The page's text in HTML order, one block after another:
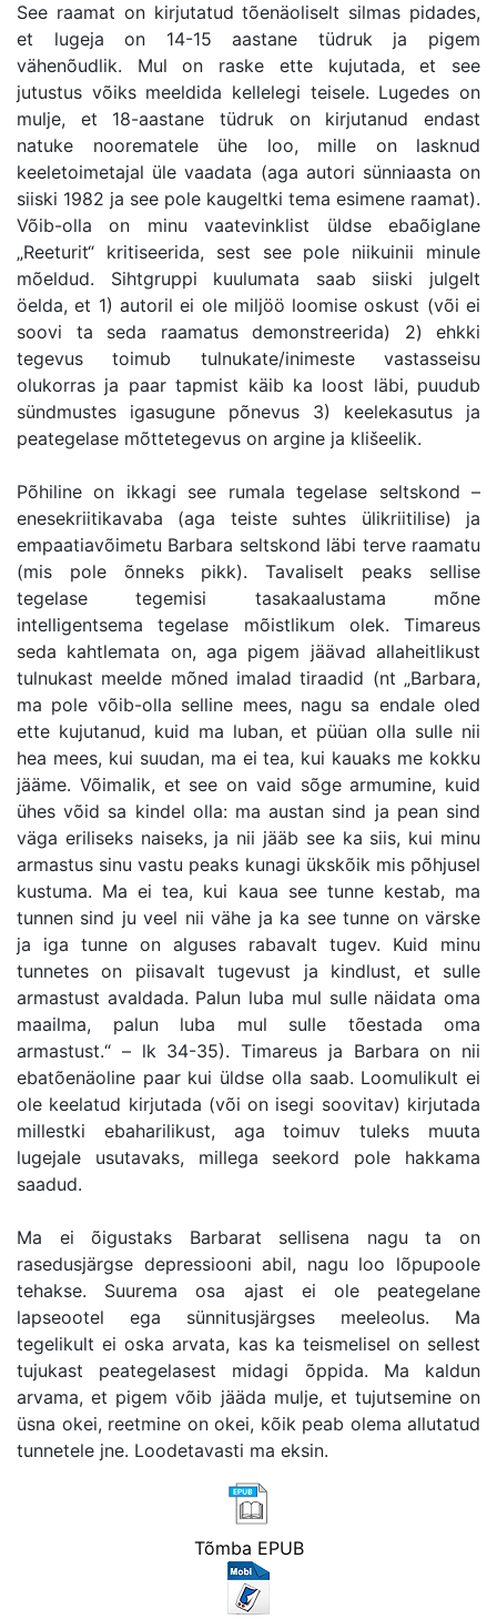
See raamat on kirjutatud tõenäoliselt silmas pidades,
et lugeja on 14-15 aastane tüdruk ja pigem
vähenõudlik. Mul on raske ette kujutada, et see
jutustus võiks meeldida kellelegi teisele. Lugedes on
mulje, et 18-aastane tüdruk on kirjutanud endast
natuke noorematele ühe loo, mille on lasknud
keeletoimetajal üle vaadata (aga autori sünniaasta on
siiski 1982 ja see pole kaugeltki tema esimene raamat).
Võib-olla on minu vaatevinklist üldse ebaõiglane
„Reeturit“ kritiseerida, sest see pole niikuinii minule
mõeldud. Sihtgruppi kuulumata saab siiski julgelt
öelda, et 1) autoril ei ole miljöö loomise oskust (või ei
soovi ta seda raamatus demonstreerida) 2) ehkki
tegevus toimub tulnukate/inimeste vastasseisu
olukorras ja paar tapmist käib ka loost läbi, puudub
sündmustes igasugune põnevus 3) keelekasutus ja
peategelase mõttetegevus on argine ja klišeelik.
Põhiline on ikkagi see rumala tegelase seltskond –
enesekriitikavaba (aga teiste suhtes ülikriitilise) ja
empaatiavõimetu Barbara seltskond läbi terve raamatu
(mis pole õnneks pikk). Tavaliselt peaks sellise
tegelase tegemisi tasakaalustama mõne
intelligentsema tegelase mõistlikum olek. Timareus
seda kahtlemata on, aga pigem jäävad allaheitlikust
tulnukast meelde mõned imalad tiraadid (nt „Barbara,
ma pole võib-olla selline mees, nagu sa endale oled
ette kujutanud, kuid ma luban, et püüan olla sulle nii
hea mees, kui suudan, ma ei tea, kui kauaks me kokku
jääme. Võimalik, et see on vaid sõge armumine, kuid
ühes võid sa kindel olla: ma austan sind ja pean sind
väga eriliseks naiseks, ja nii jääb see ka siis, kui minu
armastus sinu vastu peaks kunagi ükskõik mis põhjusel
kustuma. Ma ei tea, kui kaua see tunne kestab, ma
tunnen sind ju veel nii vähe ja ka see tunne on värske
ja iga tunne on alguses rabavalt tugev. Kuid minu
tunnetes on piisavalt tugevust ja kindlust, et sulle
armastust avaldada. Palun luba mul sulle näidata oma
maailma, palun luba mul sulle tõestada oma
armastust.“ – lk 34-35). Timareus ja Barbara on nii
ebatõenäoline paar kui üldse olla saab. Loomulikult ei
ole keelatud kirjutada (või on isegi soovitav) kirjutada
millestki ebaharilikust, aga toimuv tuleks muuta
lugejale usutavaks, millega seekord pole hakkama
saadud.
Ma ei õigustaks Barbarat sellisena nagu ta on
rasedusjärgse depressiooni abil, nagu loo lõpupoole
tehakse. Suurema osa ajast ei ole peategelane
lapseootel ega sünnitusjärgses meeleolus. Ma
tegelikult ei oska arvata, kas ka teismelisel on sellest
tujukast peategelasest midagi õppida. Ma kaldun
arvama, et pigem võib jääda mulje, et tujutsemine on
üsna okei, reetmine on okei, kõik peab olema allutatud
tunnetele jne. Loodetavasti ma eksin.
Tõmba EPUB